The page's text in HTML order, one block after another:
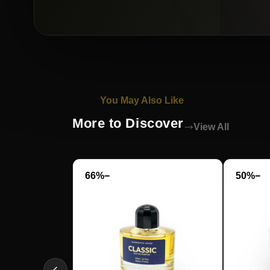
You May Also Like
More to Discover View All
−66% −50%